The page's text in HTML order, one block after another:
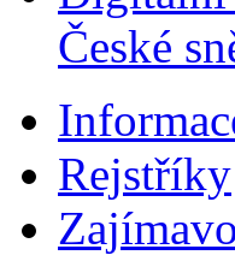
České
Rejstříky